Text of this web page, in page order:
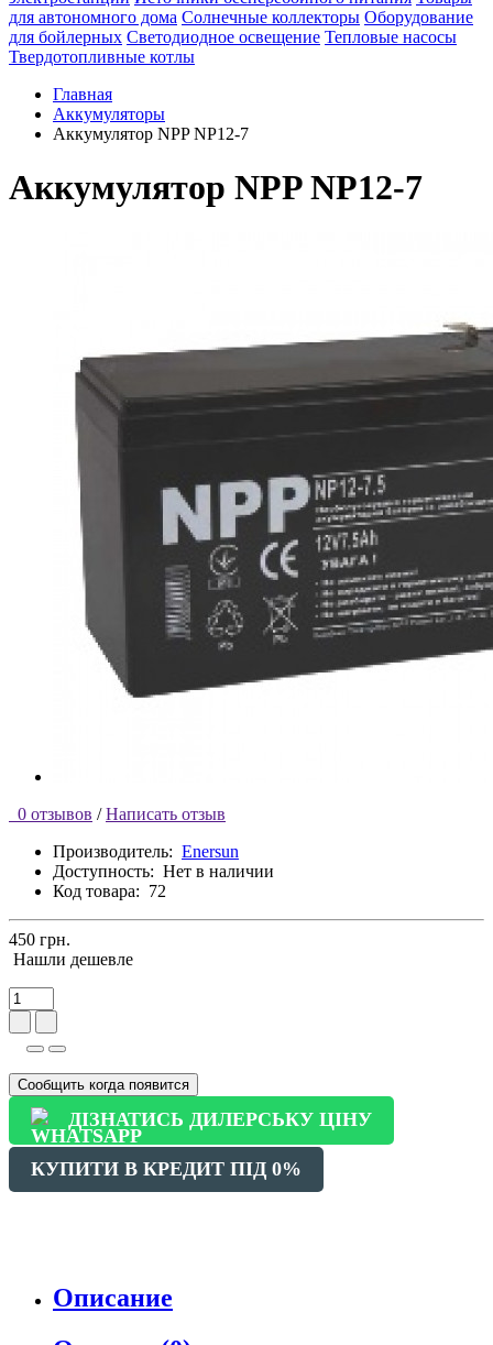
для автономного дома Солнечные коллекторы Оборудование
для бойлерных Светодиодное освещение Тепловые насосы
Твердотопливные котлы
Главная
Аккумуляторы
Аккумулятор NPP NP12-7
Аккумулятор NPP NP12-7
0 отзывов / Написать отзыв
Производитель: Enersun
Доступность: Нет в наличии
Код товара: 72
450 грн.
Нашли дешевле
Сообщить когда появится
ДІЗНАТИСЬ ДИЛЕРСЬКУ ЦІНУ
КУПИТИ В КРЕДИТ ПІД 0%
Описание